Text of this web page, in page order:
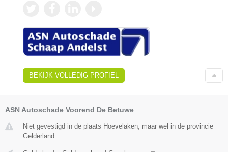
BEKIJK VOLLEDIG PROFIEL
ASN Autoschade Voorend De Betuwe
Niet gevestigd in de plaats Hoevelaken, maar wel in de provincie
Gelderland.